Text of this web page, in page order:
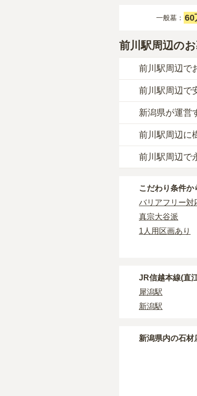
一般墓： 60
前川駅周辺の
前川駅周辺で
前川駅周辺での
一般墓を建てる
前川駅周辺
の
広さや墓石の大
樹木葬・納骨堂
なお、お墓によ
・納骨式の費用
す。
・年間管理費
正確な費用は
前川駅周辺で
前川駅周辺で一
一般的に最も
タイプです。
す。
価格の目安は、
前川駅周辺で安
新潟県が運営
前川駅周辺には
一方で、新潟県
主な条件として
条件を満たさ
契約条件の詳
前川駅周辺に
前川駅周辺には
前川駅周辺で
前川駅周辺 には
こだわり条件か
バリアフリー対
真宗大谷派
1人用区画あり
JR信越本線(直
犀潟駅
新潟駅
新潟県内の石材